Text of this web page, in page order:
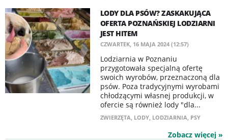
LODY DLA PSÓW? ZASKAKUJĄCA
OFERTA POZNAŃSKIEJ LODZIARNI
JEST HITEM
CZWARTEK, 16 MAJA 2024 (12:57)
Lodziarnia w Poznaniu
przygotowała specjalną ofertę
swoich wyrobów, przeznaczoną dla
psów. Poza tradycyjnymi wyrobami
chłodzącymi własnej produkcji, w
ofercie są również lody "dla...
ZWIERZĘTA, LODY, LODZIARNIA, PSY
Zobacz więcej »